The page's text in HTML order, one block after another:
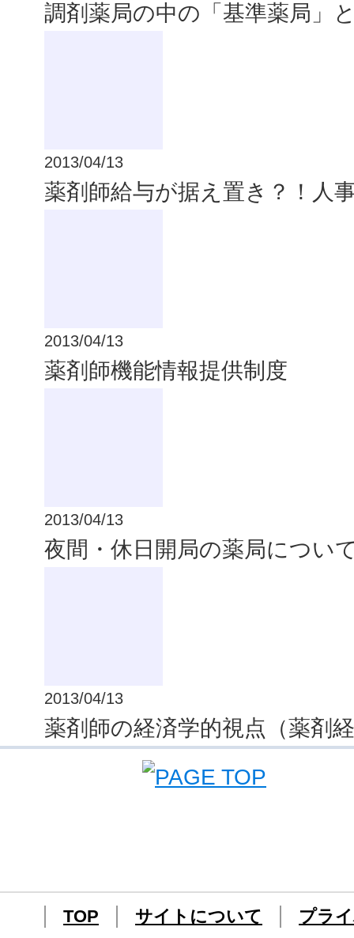
調剤薬局の中の「基準薬局」
2013/04/13
薬剤師給与が据え置き？！人
2013/04/13
薬剤師機能情報提供制度
2013/04/13
夜間・休日開局の薬局につい
2013/04/13
薬剤師の経済学的視点（薬剤
TOP サイトについて
プラ